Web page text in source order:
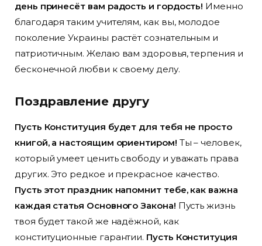
день принесёт вам радость и гордость! Именно
благодаря таким учителям, как вы, молодое
поколение Украины растёт сознательным и
патриотичным. Желаю вам здоровья, терпения и
бесконечной любви к своему делу.
Поздравление другу
Пусть Конституция будет для тебя не просто
книгой, а настоящим ориентиром! Ты – человек,
который умеет ценить свободу и уважать права
других. Это редкое и прекрасное качество.
Пусть этот праздник напомнит тебе, как важна
каждая статья Основного Закона! Пусть жизнь
твоя будет такой же надёжной, как
конституционные гарантии. Пусть Конституция